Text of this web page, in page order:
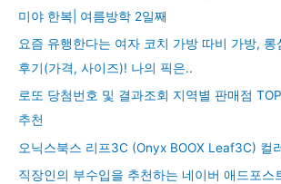
미야 한복| 여름방학 2일째
요즘 유행한다는 여자 코치 가방 따비 가방, 롱
후기(가격, 사이즈)! 나의 픽은..
로또 당첨번호 및 결과조회 지역별 판매점
추천
오닉스북스 리프3C (Onyx BOOX Leaf3C) 컬
직장인의 부수입을 추천하는 네이버 애드포스